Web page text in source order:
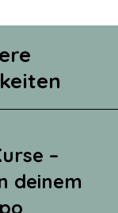
–
deinem